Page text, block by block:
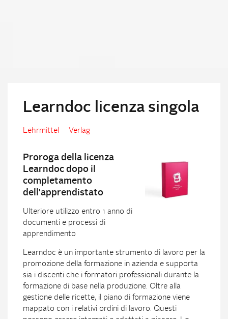
Learndoc licenza singola
Lehrmittel Verlag
Proroga della licenza
Learndoc dopo il
completamento
dell'apprendistato
Ulteriore utilizzo entro 1 anno di
documenti e processi di
apprendimento
Learndoc è un importante strumento di lavoro per la
promozione della formazione in azienda e supporta
sia i discenti che i formatori professionali durante la
formazione di base nella produzione. Oltre alla
gestione delle ricette, il piano di formazione viene
mappato con i relativi ordini di lavoro. Questi